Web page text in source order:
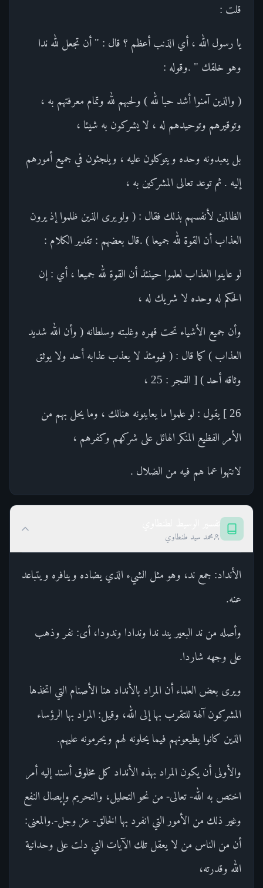
قلت :
يا رسول الله ، أي الذنب أعظم ؟ قال : " أن تجعل لله ندا
وهو خلقك " .وقوله :
( والذين آمنوا أشد حبا لله ) ولحبهم لله وتمام معرفتهم به ،
وتوقيرهم وتوحيدهم له ، لا يشركون به شيئا ،
بل يعبدونه وحده ويتوكلون عليه ، ويلجئون في جميع أمورهم
إليه . ثم توعد تعالى المشركين به ،
الظالمين لأنفسهم بذلك فقال : ( ولو يرى الذين ظلموا إذ يرون
العذاب أن القوة لله جميعا ) .قال بعضهم : تقدير الكلام :
لو عاينوا العذاب لعلموا حينئذ أن القوة لله جميعا ، أي : إن
الحكم له وحده لا شريك له ،
وأن جميع الأشياء تحت قهره وغلبته وسلطانه ( وأن الله شديد
العذاب ) كما قال : ( فيومئذ لا يعذب عذابه أحد ولا يوثق
وثاقه أحد ) [ الفجر : 25 ،
26 ] يقول : لو علموا ما يعاينونه هنالك ، وما يحل بهم من
الأمر الفظيع المنكر الهائل على شركهم وكفرهم ،
لانتهوا عما هم فيه من الضلال .
محمد سيد طنطاوي
الأنداد: جمع ند، وهو مثل الشيء الذي يضاده وينافره ويتباعد
عنه.
وأصله من ند البعير يند ندا وندادا وندودا، أى: نفر وذهب
على وجهه شاردا.
ويرى بعض العلماء أن المراد بالأنداد هنا الأصنام التي اتخذها
المشركون آلهة للتقرب بها إلى الله، وقيل: المراد بها الرؤساء
الذين كانوا يطيعونهم فيما يحلونه لهم ويحرمونه عليهم.
والأولى أن يكون المراد بهذه الأنداد كل مخلوق أسند إليه أمر
اختص به الله- تعالى- من نحو التحليل، والتحريم وإيصال النفع
وغير ذلك من الأمور التي انفرد بها الخالق- عز وجل-.والمعنى:
أن من الناس من لا يعقل تلك الآيات التي دلت على وحدانية
الله وقدرته،